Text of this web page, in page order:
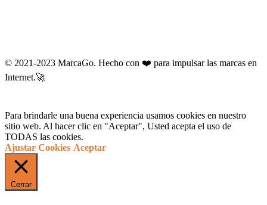
© 2021-2023 MarcaGo. Hecho con ❤️ para impulsar las marcas en
Internet.🚀
Para brindarle una buena experiencia usamos cookies en nuestro
sitio web. Al hacer clic en "Aceptar", Usted acepta el uso de
TODAS las cookies.
Ajustar Cookies Aceptar
Cerrar